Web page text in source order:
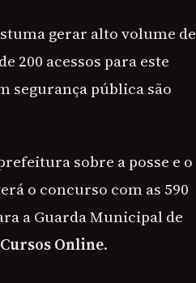
gerar alto volume de
200 acessos para este
segurança pública são
sobre a posse e o
o concurso com as 590
a Guarda Municipal de
Online.